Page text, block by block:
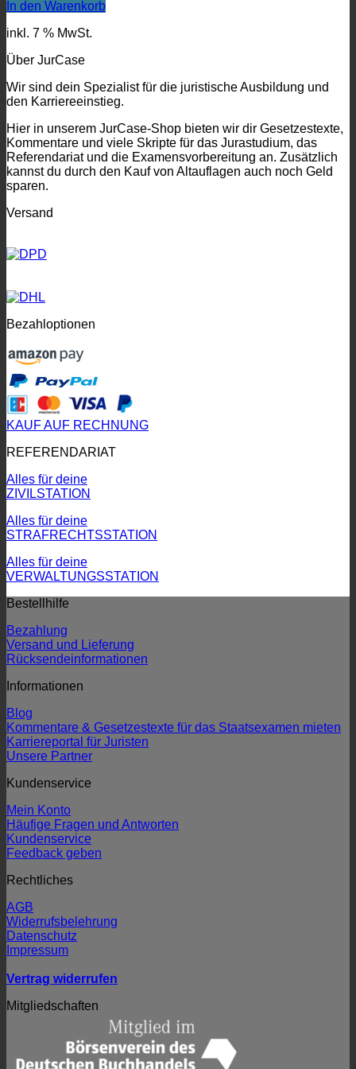
In den Warenkorb
inkl. 7 % MwSt.
Über JurCase
Wir sind dein Spezialist für die juristische Ausbildung und
den Karriereeinstieg.
Hier in unserem JurCase-Shop bieten wir dir Gesetzestexte,
Kommentare und viele Skripte für das Jurastudium, das
Referendariat und die Examensvorbereitung an. Zusätzlich
kannst du durch den Kauf von Altauflagen auch noch Geld
sparen.
Versand
Bezahloptionen
KAUF AUF RECHNUNG
REFERENDARIAT
Alles für deine
ZIVILSTATION
Alles für deine
STRAFRECHTSSTATION
Alles für deine
VERWALTUNGSSTATION
Bestellhilfe
Bezahlung
Versand und Lieferung
Rücksendeinformationen
Informationen
Blog
Kommentare & Gesetzestexte für das Staatsexamen mieten
Karriereportal für Juristen
Unsere Partner
Kundenservice
Mein Konto
Häufige Fragen und Antworten
Kundenservice
Feedback geben
Rechtliches
AGB
Widerrufsbelehrung
Datenschutz
Impressum
Vertrag widerrufen
Mitgliedschaften